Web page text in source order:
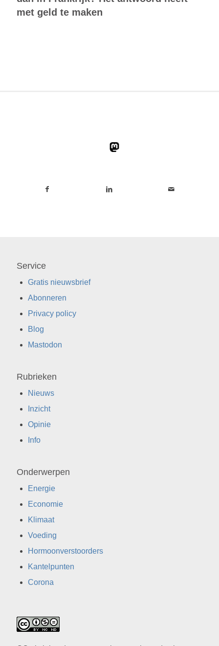
met geld te maken
Service
Gratis nieuwsbrief
Abonneren
Privacy policy
Blog
Mastodon
Rubrieken
Nieuws
Inzicht
Opinie
Info
Onderwerpen
Energie
Economie
Klimaat
Voeding
Hormoonverstoorders
Kantelpunten
Corona